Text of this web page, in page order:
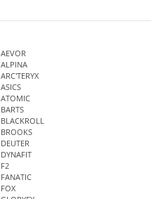
AEVOR
ALPINA
ARC'TERYX
ASICS
ATOMIC
BARTS
BLACKROLL
BROOKS
DEUTER
DYNAFIT
F2
FANATIC
FOX